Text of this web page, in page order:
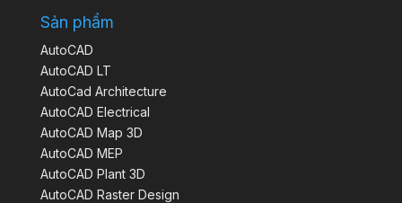
Sản phẩm
AutoCAD
AutoCAD LT
AutoCad Architecture
AutoCAD Electrical
AutoCAD Map 3D
AutoCAD MEP
AutoCAD Plant 3D
AutoCAD Raster Design